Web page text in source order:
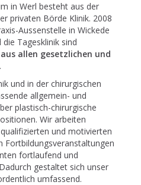
in Werl besteht aus der
privaten Börde Klinik. 2008
Aussenstelle in Wickede
Tagesklinik sind
allen gesetzlichen und
.
und in der chirurgischen
allgemein- und
plastisch-chirurgische
Wir arbeiten
und motivierten
Fortbildungsveranstaltungen
fortlaufend und
gestaltet sich unser
umfassend.